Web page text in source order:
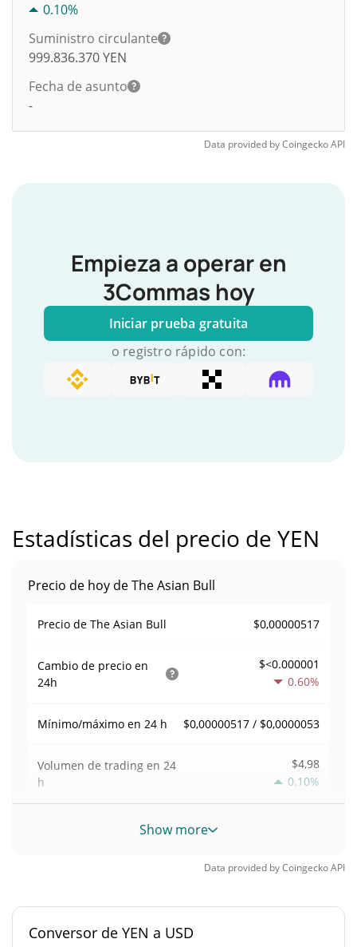
0.10%
Suministro circulante
999.836.370YEN
Fecha de asunto
-
Data provided byCoingeckoAPI
Empieza a operar en
3Commas hoy
Iniciar prueba gratuita
o registro rápido con:
Estadísticas del precio de YEN
Precio de hoy de The Asian Bull
Precio de The Asian Bull $0,00000517
Cambio de precio en
24h
$<0.000001
0.60%
Mínimo/máximo en 24 h $0,00000517 / $0,0000053
Volumen de trading en 24
h
$4,98
0.10%
Volumen/capitalización de
Rango en el mercado
Show more
Data provided byCoingeckoAPI
Conversor de YEN a USD